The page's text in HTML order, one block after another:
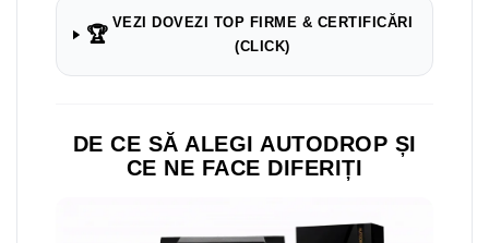
Navigații auto universale
Navigații universale 2DIN
Navigații universale 1DIN
Rame adaptoare auto
🏆
VEZI DOVEZI TOP FIRME & CERTIFICĂRI
(CLICK)
DE CE SĂ ALEGI AUTODROP ȘI
CE NE FACE DIFERIȚI